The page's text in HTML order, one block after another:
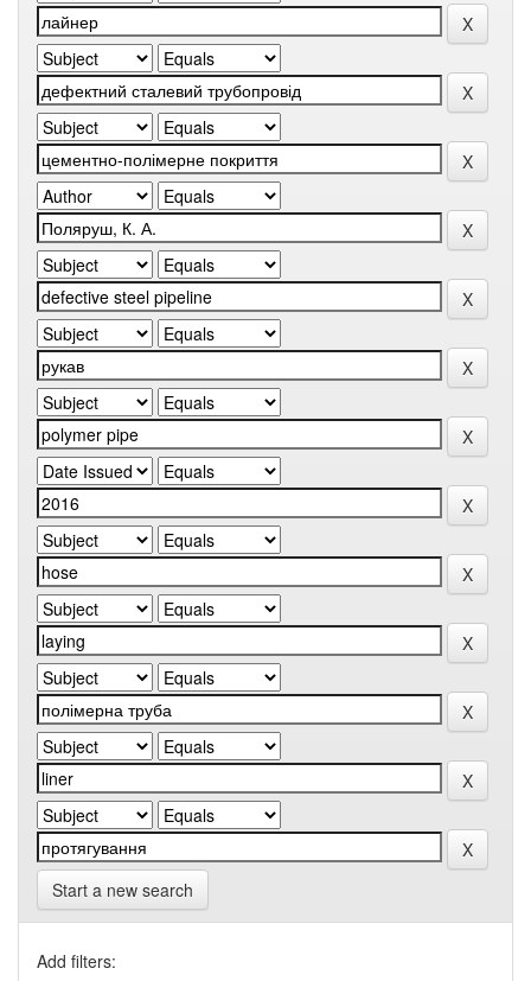
Start a new search
Add filters: